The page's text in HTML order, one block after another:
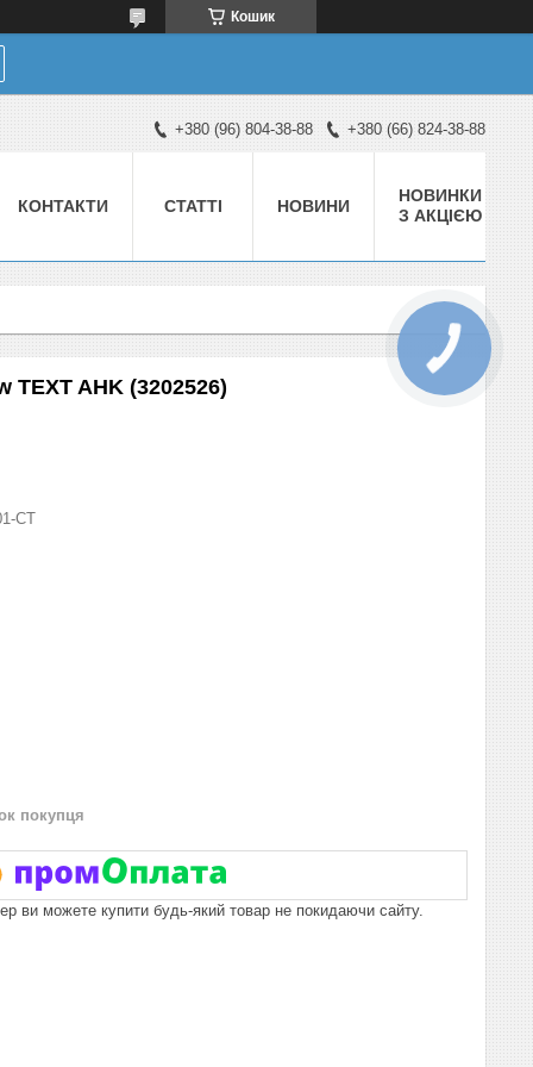
Кошик
+380 (96) 804-38-88 +380 (66) 824-38-88
КОНТАКТИ СТАТТІ НОВИНИ
НОВИНКИ
З АКЦІЄЮ
TEXT AHK (3202526)
СТ
покупця
ви можете купити будь-який товар не покидаючи сайту.